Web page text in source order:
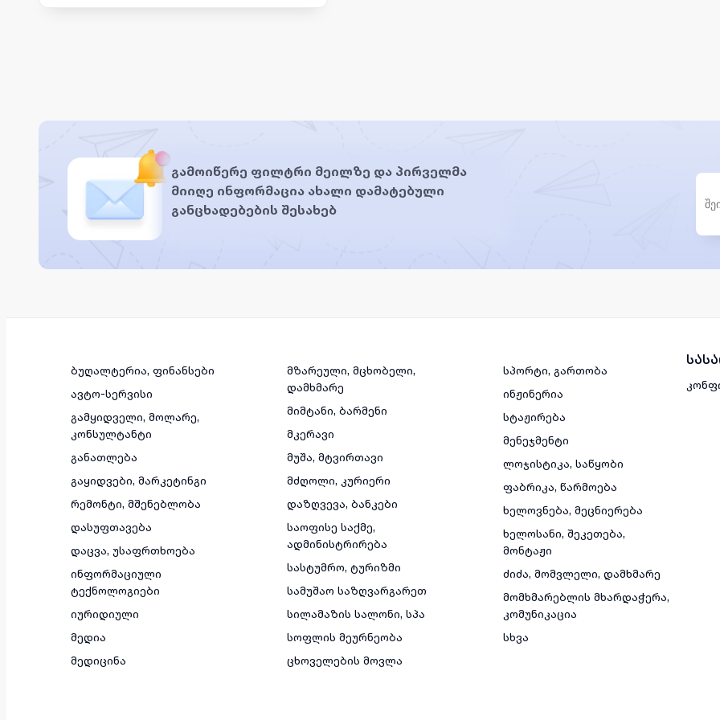
გამოიწერე ფილტრი მეილზე და პირველმა
მიიღე ინფორმაცია ახალი დამატებული
განცხადებების შესახებ
ბუღალტერია, ფინანსები
ავტო-სერვისი
გამყიდველი, მოლარე,
კონსულტანტი
განათლება
გაყიდვები, მარკეტინგი
რემონტი, მშენებლობა
დასუფთავება
დაცვა, უსაფრთხოება
ინფორმაციული
ტექნოლოგიები
იურიდიული
მედია
მედიცინა
მზარეული, მცხობელი,
დამხმარე
მიმტანი, ბარმენი
მკერავი
მუშა, მტვირთავი
მძღოლი, კურიერი
დაზღვევა, ბანკები
საოფისე საქმე,
ადმინისტრირება
სასტუმრო, ტურიზმი
სამუშაო საზღვარგარეთ
სილამაზის სალონი, სპა
სოფლის მეურნეობა
ცხოველების მოვლა
სპორტი, გართობა
ინჟინერია
სტაჟირება
მენეჯმენტი
ლოჯისტიკა, საწყობი
ფაბრიკა, წარმოება
ხელოვნება, მეცნიერება
ხელოსანი, შეკეთება,
მონტაჟი
ძიძა, მომვლელი, დამხმარე
მომხმარებლის მხარდაჭერა,
კომუნიკაცია
სხვა